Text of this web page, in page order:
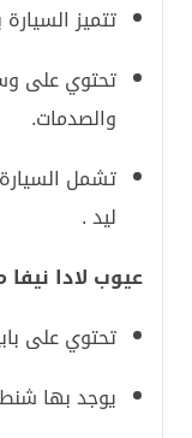
تتميز
تحتوي على
والصدمات.
تشمل
ليد .
عيوب لادا نيفا
تحتوي على
يوجد بها